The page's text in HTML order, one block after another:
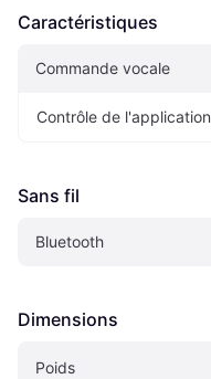
Caractéristiques
Commande vocale
Contrôle de l'application
Sans fil
Bluetooth
Dimensions
Poids